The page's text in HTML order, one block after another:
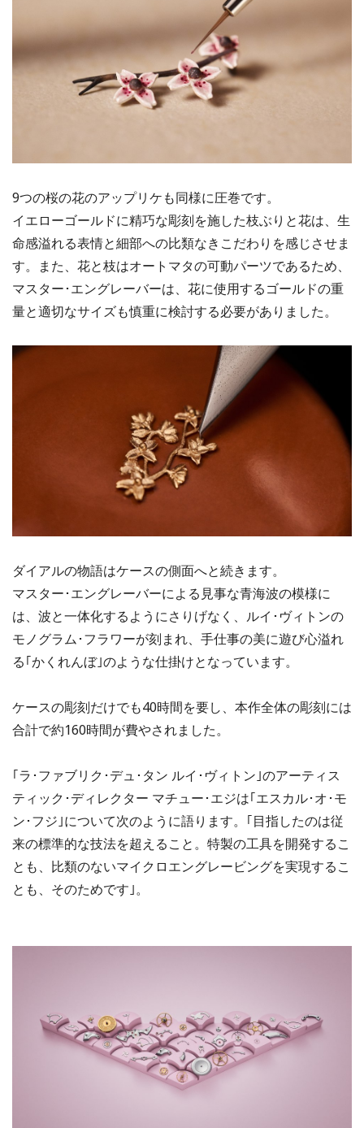
9つの桜の花のアップリケも同様に圧巻です。
イエローゴールドに精巧な彫刻を施した枝ぶりと花は、生
命感溢れる表情と細部への比類なきこだわりを感じさせま
す。また、花と枝はオートマタの可動パーツであるため、
マスター･エングレーバーは、花に使用するゴールドの重
量と適切なサイズも慎重に検討する必要がありました。
ダイアルの物語はケースの側面へと続きます。
マスター･エングレーバーによる見事な青海波の模様に
は、波と一体化するようにさりげなく、ルイ･ヴィトンの
モノグラム･フラワーが刻まれ、手仕事の美に遊び心溢れ
る｢かくれんぼ｣のような仕掛けとなっています。
ケースの彫刻だけでも40時間を要し、本作全体の彫刻には
合計で約160時間が費やされました。
｢ラ･ファブリク･デュ･タン ルイ･ヴィトン｣のアーティス
ティック･ディレクター マチュー･エジは｢エスカル･オ･モ
ン･フジ｣について次のように語ります。｢目指したのは従
来の標準的な技法を超えること。特製の工具を開発するこ
とも、比類のないマイクロエングレービングを実現するこ
とも、そのためです｣。